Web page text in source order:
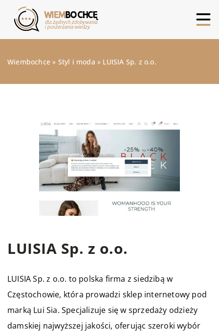
Wiembochce » Styl i moda » LUISIA Sp. z o.o.
LUISIA Sp. z o.o.
LUISIA Sp. z o.o. to polska firma z siedzibą w
Częstochowie, która prowadzi sklep internetowy pod
marką Lui Sia. Specjalizuje się w sprzedaży odzieży
damskiej najwyższej jakości, oferując szeroki wybór